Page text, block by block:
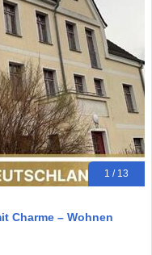
1 / 13
Charme – Wohnen